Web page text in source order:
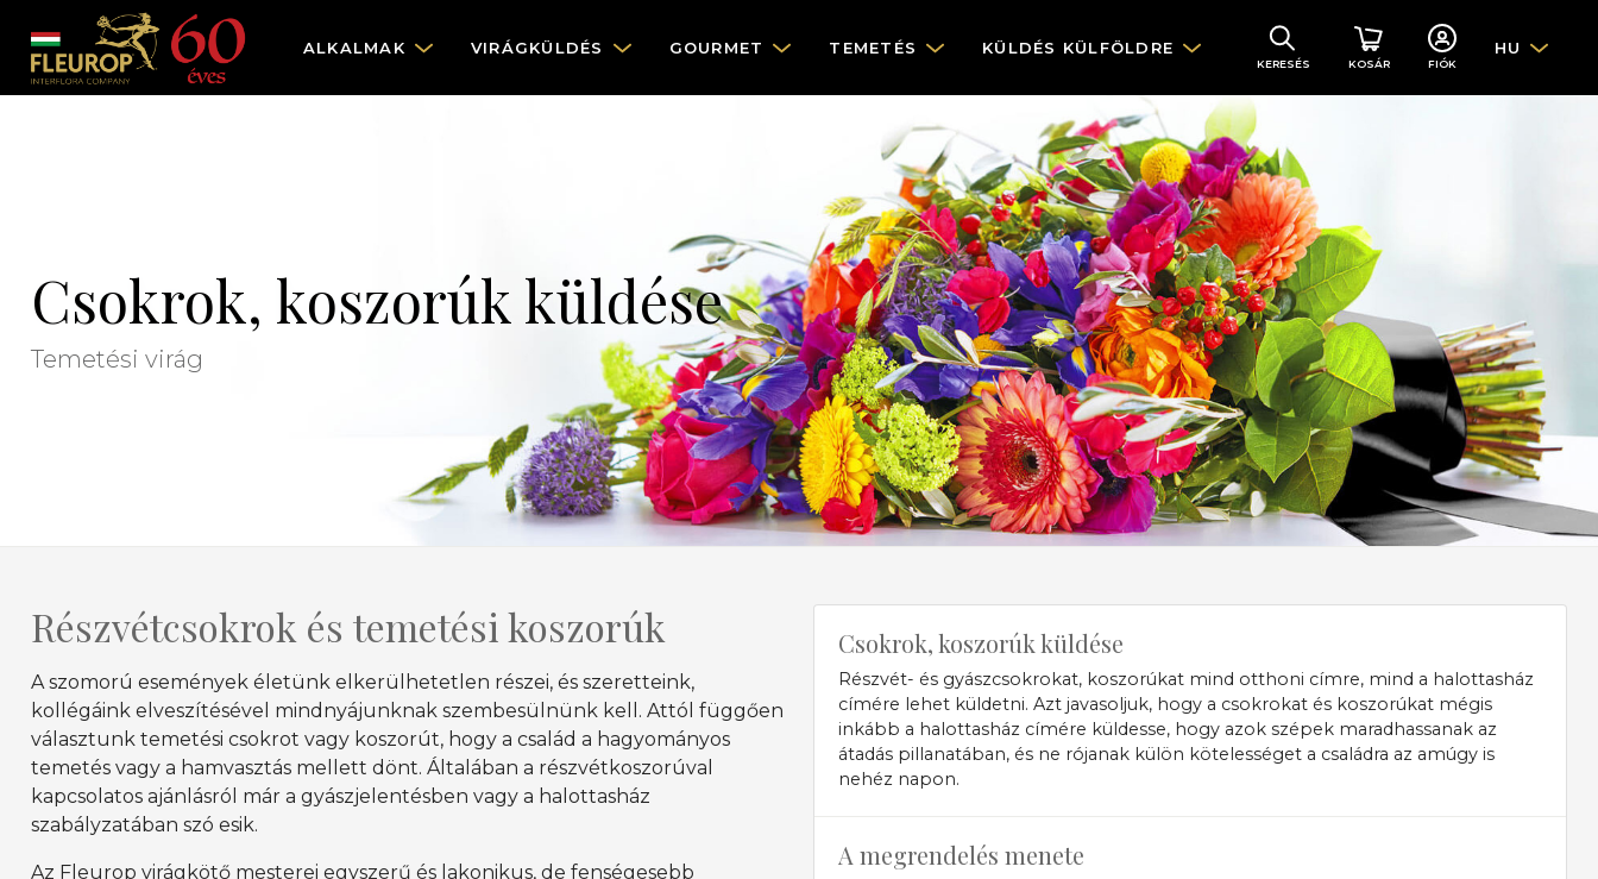
ALKALMAK VIRÁGKÜLDÉS GOURMET TEMETÉS KÜLDÉS KÜLFÖLDRE
KERESÉS KOSÁR FIÓK
HU
Csokrok, koszorúk küldése
Temetési virág
Részvétcsokrok és temetési koszorúk
A szomorú események életünk elkerülhetetlen részei, és szeretteink,
kollégáink elveszítésével mindnyájunknak szembesülnünk kell. Attól függően
választunk temetési csokrot vagy koszorút, hogy a család a hagyományos
temetés vagy a hamvasztás mellett dönt. Általában a részvétkoszorúval
kapcsolatos ajánlásról már a gyászjelentésben vagy a halottasház
szabályzatában szó esik.
Az Fleurop virágkötő mesterei egyszerű és lakonikus, de fenségesebb
Csokrok, koszorúk küldése
Részvét- és gyászcsokrokat, koszorúkat mind otthoni címre, mind a halottasház
címére lehet küldetni. Azt javasoljuk, hogy a csokrokat és koszorúkat mégis
inkább a halottasház címére küldesse, hogy azok szépek maradhassanak az
átadás pillanatában, és ne rójanak külön kötelességet a családra az amúgy is
nehéz napon.
A megrendelés menete